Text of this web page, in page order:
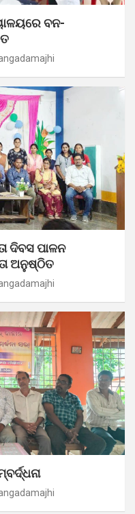
ବନ-
ଦିବସ ପାଳନ
ଅନୁଷ୍ଠିତ